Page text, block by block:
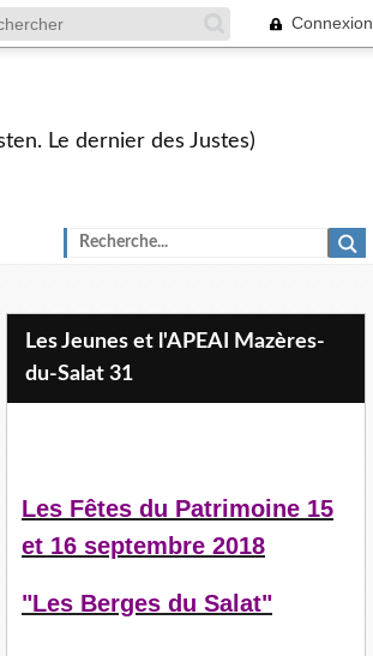
Connexion
Le dernier des Justes)
Les Jeunes et l'APEAI Mazères-
du-Salat 31
Les Fêtes du Patrimoine 15
et 16 septembre 2018
"Les Berges du Salat"